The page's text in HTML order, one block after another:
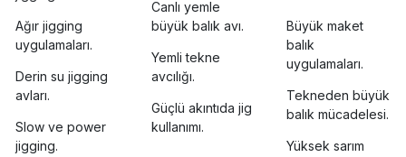
Ağır jigging
uygulamaları.
Derin su jigging
avları.
Slow ve power
jigging.
Canlı yemle
büyük balık avı.
Yemli tekne
avcılığı.
Güçlü akıntıda jig
kullanımı.
Büyük maket
balık
uygulamaları.
Tekneden büyük
balık mücadelesi.
Yüksek sarım